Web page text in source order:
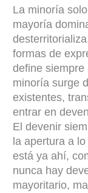
La minoría
mayoría
formas de
define siempre
minoría surge
existentes,
entrar en
El devenir
la apertura a
está ya ahí,
nunca hay
mayoritario,